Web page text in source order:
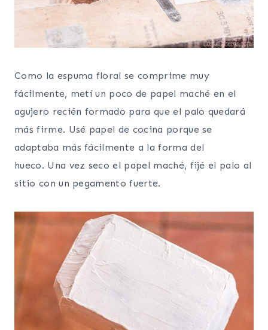
Como la espuma floral se comprime muy
fácilmente, metí un poco de papel maché en el
agujero recién formado para que el palo quedará
más firme. Usé papel de cocina porque se
adaptaba más fácilmente a la forma del
hueco. Una vez seco el papel maché, fijé el palo al
sitio con un pegamento fuerte.